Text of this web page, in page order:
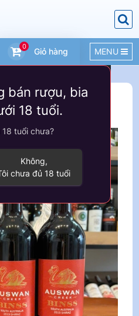
MENU
0 Giỏ hàng
bán rượu, bia
18 tuổi.
tuổi chưa?
Không,
chưa đủ 18 tuổi